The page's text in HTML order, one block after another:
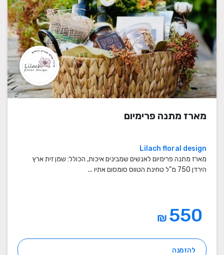
מארז מתנה פרימיום
Lilach floral design
מארז מתנה פרימיום לאנשים שמבינים איכות, הכולל: שמן זית ארץ
הירדן 750 מ"ל טחינת הטווס סומסום אתיו ...
₪
להזמנה